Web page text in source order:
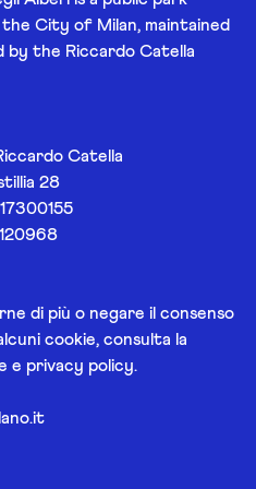
City of Milan, maintained
by the Riccardo Catella
Catella
28
di più o negare il consenso
cookie, consulta la
e privacy policy.